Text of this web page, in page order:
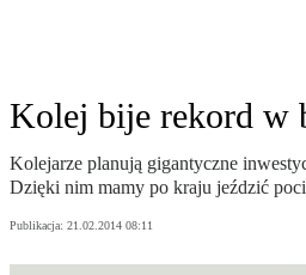
Kolej bije rekord w
Kolejarze planują gigantyczne
Dzięki nim mamy po kraju jeździć
Publikacja: 21.02.2014 08:11